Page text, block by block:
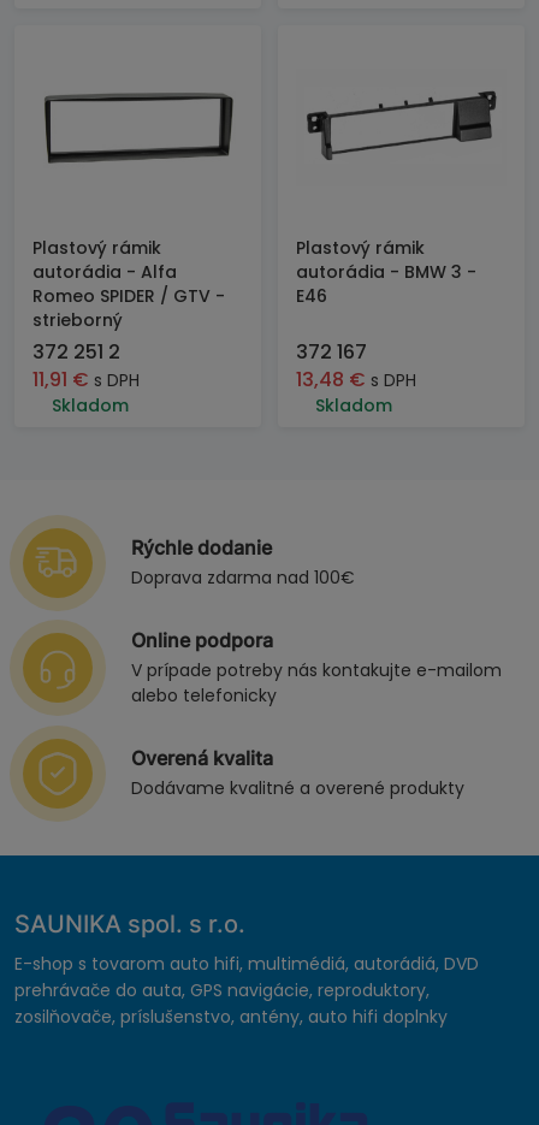
Plastový rámik
autorádia - Alfa
Romeo SPIDER / GTV -
strieborný
372 251 2
11,91 € s DPH
Skladom
Plastový rámik
autorádia - BMW 3 -
E46
372 167
13,48 € s DPH
Skladom
Rýchle dodanie
Doprava zdarma nad 100€
Online podpora
V prípade potreby nás kontakujte e-mailom
alebo telefonicky
Overená kvalita
Dodávame kvalitné a overené produkty
SAUNIKA spol. s r.o.
E-shop s tovarom auto hifi, multimédiá, autorádiá, DVD
prehrávače do auta, GPS navigácie, reproduktory,
zosilňovače, príslušenstvo, antény, auto hifi doplnky